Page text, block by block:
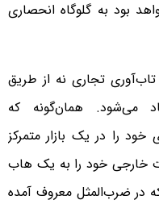
بود به گلوگاه انحصاری
تجاری نه از طریق
می‌شود. همان‌گونه که
خود را در یک بازار متمرکز
خارجی خود را به یک هاب
در ضرب‌المثل معروف آمده